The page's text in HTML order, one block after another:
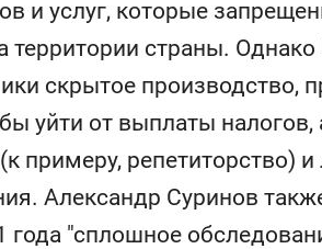
и услуг, которые
территории страны. Однако
скрытое производство,
уйти от выплаты налогов,
примеру, репетиторство)
Александр Суринов
года "сплошное
ID вместо ключа: какой будет
безопасность в ЖК «Нова»